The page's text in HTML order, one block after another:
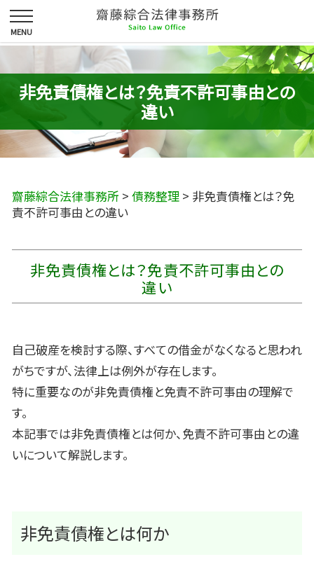
非免責債権とは？免責不許可事由との
違い
齋藤綜合法律事務所 > 債務整理 > 非免責債権とは？免
責不許可事由との違い
非免責債権とは？免責不許可事由との
違い
自己破産を検討する際、すべての借金がなくなると思われ
がちですが、法律上は例外が存在します。
特に重要なのが非免責債権と免責不許可事由の理解で
す。
本記事では非免責債権とは何か、免責不許可事由との違
いについて解説します。
非免責債権とは何か